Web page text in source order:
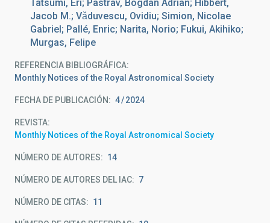
Tatsumi, Eri; Pastrav, Bogdan Adrian; Hibbert,
Jacob M.; Vǎduvescu, Ovidiu; Simion, Nicolae
Gabriel; Pallé, Enric; Narita, Norio; Fukui, Akihiko;
Murgas, Felipe
REFERENCIA BIBLIOGRÁFICA
Monthly Notices of the Royal Astronomical Society
FECHA DE PUBLICACIÓN: 4 2024
REVISTA
Monthly Notices of the Royal Astronomical Society
NÚMERO DE AUTORES 14
NÚMERO DE AUTORES DEL IAC 7
NÚMERO DE CITAS 11